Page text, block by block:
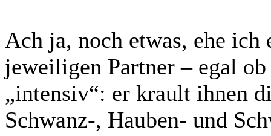
Ach ja, noch etwas, ehe ich
jeweiligen Partner – egal
„intensiv“: er krault ihnen
Schwanz-, Hauben- und